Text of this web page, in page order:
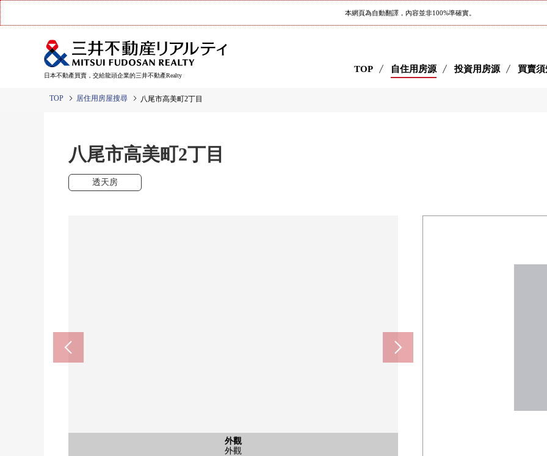
本網頁為自動翻譯，內容並非100%準確實。
日本不動產買賣，交給龍頭企業的三井不動產Realty
TOP 自住用房源 投資用房源 買賣須
TOP 居住用房屋搜尋 八尾市高美町2丁目
八尾市高美町2丁目
透天房
外觀
外觀
廚房
廚房
廚房
廚房
公共汽車
公共汽車
洗臉
盥洗台
廁所
1樓廁所
廁所
2樓廁所
客廳
客廳
室內
西式房間
陽台
陽台
門口
門口
含有前面道路的外觀
前面道路
外觀
外觀